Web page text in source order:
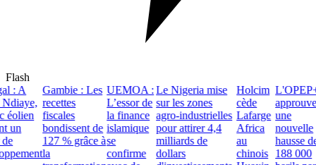
Flash
: A
un
Gambie : Les
recettes
fiscales
bondissent de
127 % grâce à
la
UEMOA :
L’essor de
la finance
islamique
se
confirme
Le Nigeria mise
sur les zones
agro-industrielles
pour attirer 4,4
milliards de
dollars
Holcim
cède
Lafarge
Africa
au
chinois
L'OPEP+
approuve
une
nouvelle
hausse de
188 000